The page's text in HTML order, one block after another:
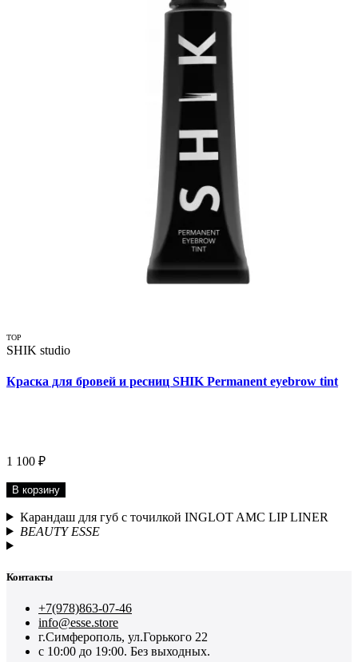
TOP
SHIK studio
Краска для бровей и ресниц SHIK Permanent eyebrow tint
1 100 ₽
В корзину
Карандаш для губ с точилкой INGLOT AMC LIP LINER
BEAUTY ESSE
Контакты
+7(978)863-07-46
info@esse.store
г.Симферополь, ул.Горького 22
с 10:00 до 19:00. Без выходных.